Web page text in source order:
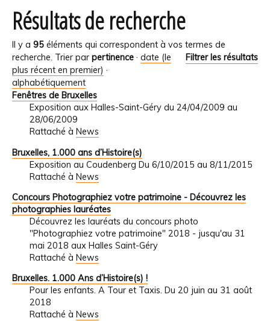
Résultats de recherche
Il y a 95 éléments qui correspondent à vos termes de
recherche.
Filtrer les résultats
Trier par pertinence · date (le
plus récent en premier) ·
alphabétiquement
Fenêtres de Bruxelles
Exposition aux Halles-Saint-Géry du 24/04/2009 au
28/06/2009
Rattaché à News
Bruxelles, 1.000 ans d’Histoire(s)
Exposition au Coudenberg Du 6/10/2015 au 8/11/2015
Rattaché à News
Concours Photographiez votre patrimoine - Découvrez les
photographies lauréates
Découvrez les lauréats du concours photo
"Photographiez votre patrimoine" 2018 - jusqu'au 31
mai 2018 aux Halles Saint-Géry
Rattaché à News
Bruxelles. 1.000 Ans d’Histoire(s) !
Pour les enfants. A Tour et Taxis. Du 20 juin au 31 août
2018
Rattaché à News